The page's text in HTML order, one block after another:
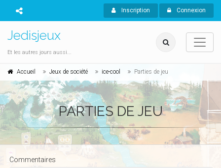
Inscription Connexion
Jedisjeux
Et les autres jours aussi...
Accueil Jeux de société ice-cool Parties de jeu
PARTIES DE JEU
Commentaires